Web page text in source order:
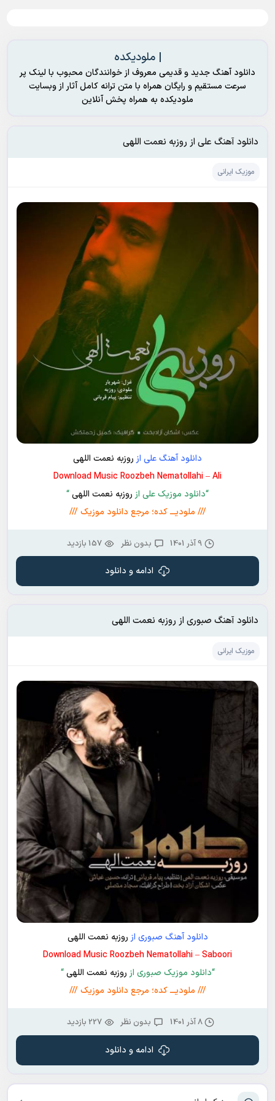
| ملودیکده
دانلود آهنگ جدید و قدیمی معروف از خوانندگان محبوب با لینک پر
سرعت مستقیم و رایگان همراه با متن ترانه کامل آثار از وبسایت
ملودیکده به همراه پخش آنلاین
دانلود آهنگ علی از روزبه نعمت اللهی
موزیک ایرانی
دانلود آهنگ علی از روزبه نعمت اللهی
Download Music Roozbeh Nematollahi – Ali
“دانلود موزیک علی از روزبه نعمت اللهی“
/// ملودیـــ کده؛ مرجع دانلود موزیک ///
9 آذر 1401 بدون نظر 157 بازدید
ادامه و دانلود
دانلود آهنگ صبوری از روزبه نعمت اللهی
موزیک ایرانی
دانلود آهنگ صبوری ازروزبه نعمت اللهی
Download Music Roozbeh Nematollahi – Saboori
“دانلود موزیک صبوری ازروزبه نعمت اللهی“
/// ملودیـــ کده؛ مرجع دانلود موزیک ///
8 آذر 1401 بدون نظر 227 بازدید
ادامه و دانلود